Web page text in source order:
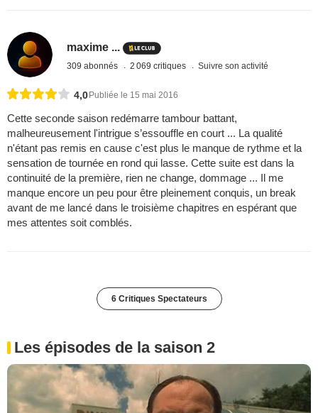
maxime ...
309 abonnés 2 069 critiques Suivre son activité
4,0 Publiée le 15 mai 2016
Cette seconde saison redémarre tambour battant,
malheureusement l'intrigue s’essouffle en court ... La qualité
n'étant pas remis en cause c'est plus le manque de rythme et la
sensation de tournée en rond qui lasse. Cette suite est dans la
continuité de la première, rien ne change, dommage ... Il me
manque encore un peu pour être pleinement conquis, un break
avant de me lancé dans le troisième chapitres en espérant que
mes attentes soit comblés.
6 Critiques Spectateurs
Les épisodes de la saison 2